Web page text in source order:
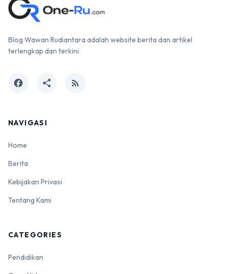
Blog Wawan Rudiantara adalah website berita dan artikel
terlengkap dan terkini
facebook share rss_feed
NAVIGASI
Home
Berita
Kebijakan Privasi
Tentang Kami
CATEGORIES
Pendidikan